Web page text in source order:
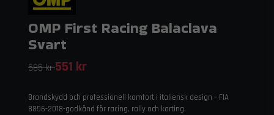
OMP First Racing Balaclava
Svart
585 kr551 kr
Brandskydd och professionell komfort i italiensk design – FIA
8856-2018-godkänd för racing, rally och karting.